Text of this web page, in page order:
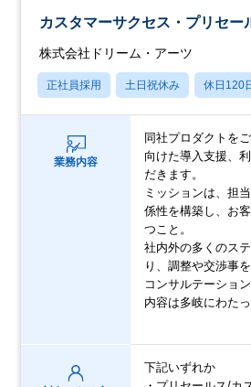
カスタマーサクセス・プリセー
株式会社ドリーム・アーツ
正社員採用 土日祝休み 休日120
業務内容
同社プロダクトを
向けた導入支援、
だきます。
ミッションは、担
係性を構築し、お
つこと。
社内外の多くのス
り、調整や交渉事
コンサルテーショ
内容は多岐にわたっ
下記いずれか